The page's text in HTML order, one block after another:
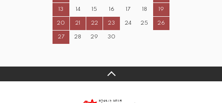
13 14 15 16 17 18 19
20 21 22 23 24 25 26
27 28 29 30